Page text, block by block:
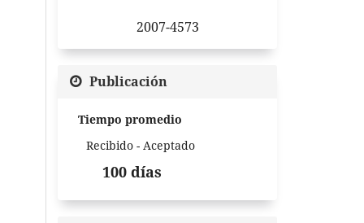
2007-4573
Publicación
Tiempo promedio
Recibido - Aceptado
100 días